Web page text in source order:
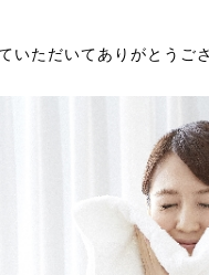
いただいてありがとうご